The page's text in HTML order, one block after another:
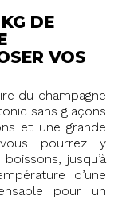
DE
VOS
du champagne
sans glaçons
et une grande
pourrez y
jusqu’à
d’une
pour un